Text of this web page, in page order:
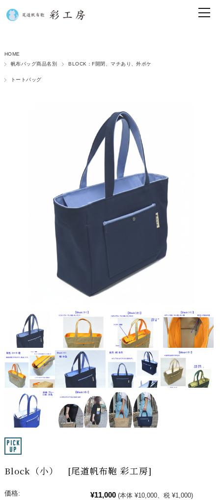
HOME
帆布バッグ商品名別
BLOCK：F開閉、マチあり、外ポケ
トートバッグ
Block（小） [尾道帆布鞄 彩工房]
価格: ¥11,000 (本体 ¥10,000、税 ¥1,000)